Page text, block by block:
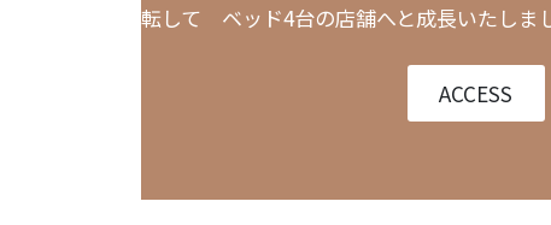
転して ベッド4台の店舗へと成長いたしま
ACCESS